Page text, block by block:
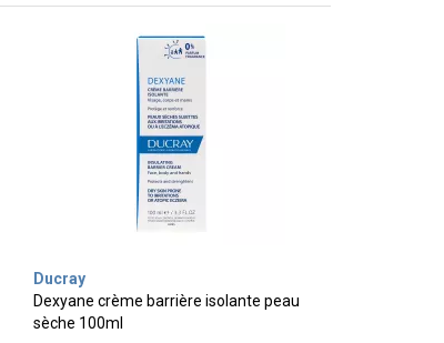
Ducray
Dexyane crème barrière isolante peau
sèche 100ml